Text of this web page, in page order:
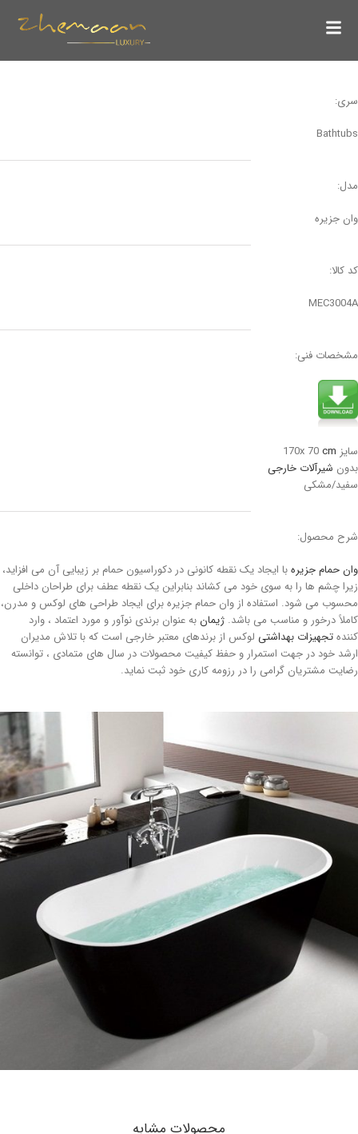
سری:
Bathtubs
مدل:
وان جزیره
کد کالا:
MEC3004A
مشخصات فنی:
سایز 170x 70 cm
بدون شیرآلات خارجی
سفید/مشکی
شرح محصول:
وان حمام جزیرهبا ایجاد یک نقطه کانونی در دکوراسیون حمام بر زیبایی آن می افزاید،
زیرا چشم ها را به سوی خود می کشاند بنابراین یک نقطه عطف برای طراحان داخلی
محسوب می شود. استفاده از وان حمام جزیره برای ایجاد طراحی های لوکس و مدرن،
کاملاً درخور و مناسب می باشد. ژیمانبه عنوان برندی نوآور و مورد اعتماد ، وارد
کنندهتجهیزات بهداشتی لوکس از برندهای معتبر خارجی است که با تلاش مدیران
ارشد خود در جهت استمرار و حفظ کیفیت محصولات در سال های متمادی ، توانسته
رضایت مشتریان گرامی را در رزومه کاری خود ثبت نماید.
محصولات مشابه